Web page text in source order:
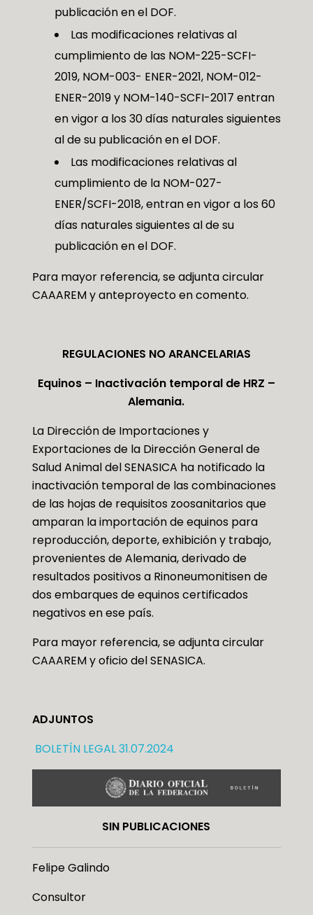
publicación en el DOF.
Las modificaciones relativas al
cumplimiento de las NOM-225-SCFI-
2019, NOM-003- ENER-2021, NOM-012-
ENER-2019 y NOM-140-SCFI-2017 entran
en vigor a los 30 días naturales siguientes
al de su publicación en el DOF.
Las modificaciones relativas al
cumplimiento de la NOM-027-
ENER/SCFI-2018, entran en vigor a los 60
días naturales siguientes al de su
publicación en el DOF.
Para mayor referencia, se adjunta circular
CAAAREM y anteproyecto en comento.
REGULACIONES NO ARANCELARIAS
Equinos – Inactivación temporal de HRZ –
Alemania.
La Dirección de Importaciones y
Exportaciones de la Dirección General de
Salud Animal del SENASICA ha notificado la
inactivación temporal de las combinaciones
de las hojas de requisitos zoosanitarios que
amparan la importación de equinos para
reproducción, deporte, exhibición y trabajo,
provenientes de Alemania, derivado de
resultados positivos a Rinoneumonitisen de
dos embarques de equinos certificados
negativos en ese país.
Para mayor referencia, se adjunta circular
CAAAREM y oficio del SENASICA.
ADJUNTOS
BOLETÍN LEGAL 31.07.2024
SIN PUBLICACIONES
Felipe Galindo
Consultor